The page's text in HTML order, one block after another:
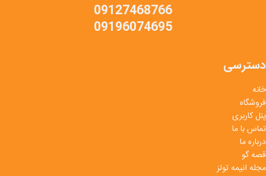
09127468766
09196074695
دسترسی
خانه
فروشگاه
پنل کاربری
تماس با ما
درباره ما
قصه گو
مجله انیمه تولز